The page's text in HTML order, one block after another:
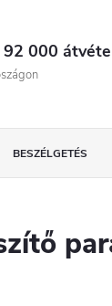
000
BESZÉLGETÉS